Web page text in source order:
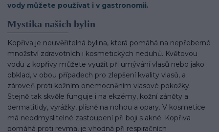
vody můžete používat i v gastronomii.
Mystika našich bylin
Kopřiva je neuvěřitelná bylina, která pomáhá na nepřeberné
množství zdravotních i kosmetických neduhů. Květovou
vodu z kopřivy můžete využít při umývání vlasů nebo jako
obklad, v obou případech pro zlepšení kvality vlasů, a
zároveň proti kožním onemocněním vlasové pokožky.
Stejně tak skvěle funguje i na ekzémy, kožní záněty a
dermatitidy, vyrážky, plísně na nohou a opary. V kosmetice
má neodmyslitelné zastoupení při boji s akné. Kopřiva
pomáhá proti revma, je vhodná při respiračních